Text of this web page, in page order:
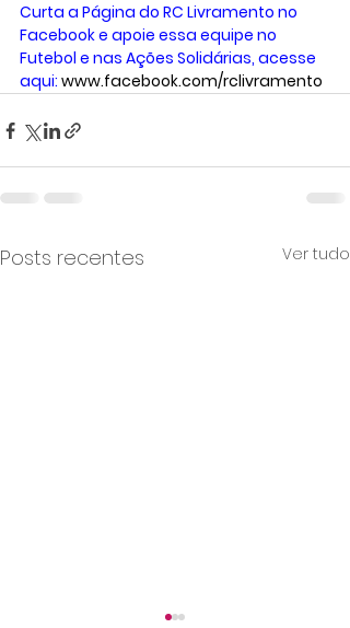
Curta a Página do RC Livramento no
Facebook e apoie essa equipe no
Futebol e nas Ações Solidárias, acesse
aqui: www.facebook.com/rclivramento
Posts recentes Ver tudo